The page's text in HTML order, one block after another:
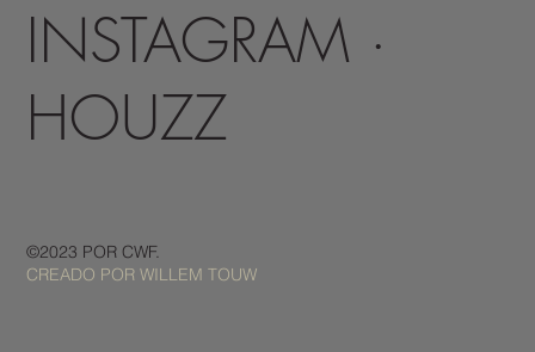
©2023 POR CWF.
CREADO POR WILLEM TOUW
INSTAGRAM ·
HOUZZ